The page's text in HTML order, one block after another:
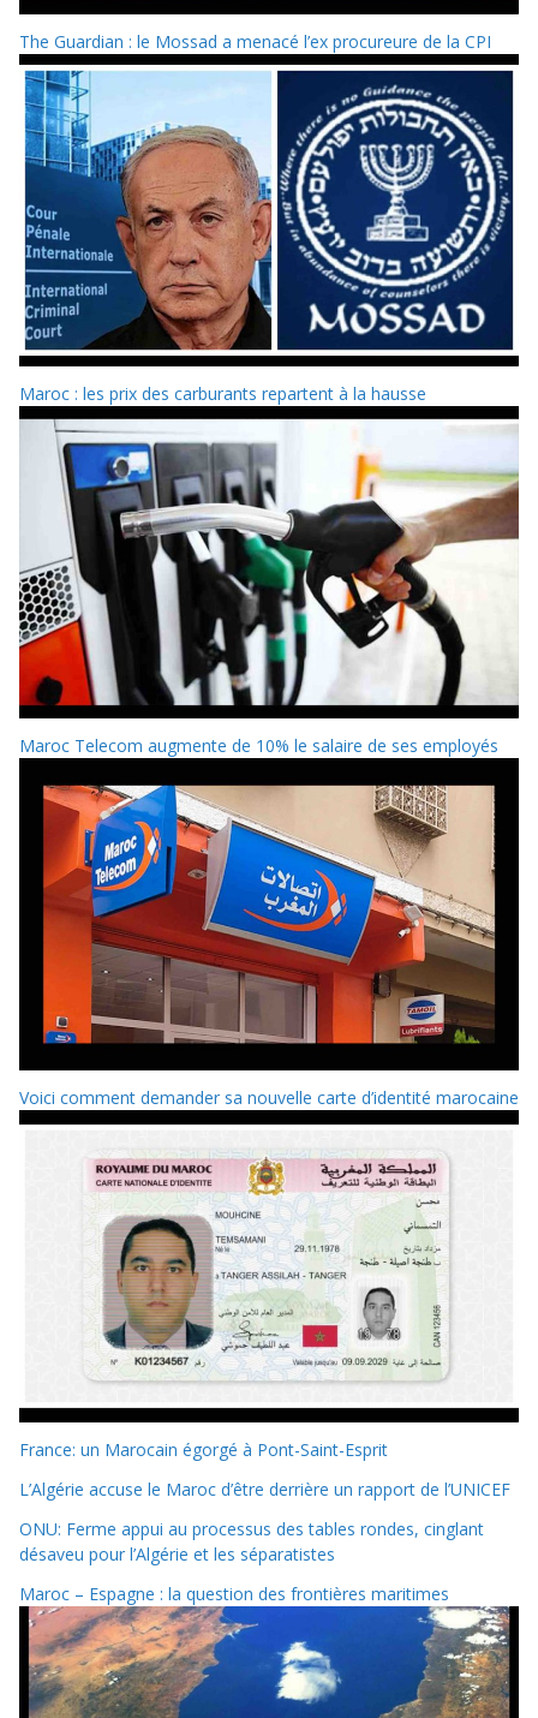
The Guardian : le Mossad a menacé l’ex procureure de la CPI
Maroc : les prix des carburants repartent à la hausse
Maroc Telecom augmente de 10% le salaire de ses employés
Voici comment demander sa nouvelle carte d’identité marocaine
France: un Marocain égorgé à Pont-Saint-Esprit
L’Algérie accuse le Maroc d’être derrière un rapport de l’UNICEF
ONU: Ferme appui au processus des tables rondes, cinglant
désaveu pour l’Algérie et les séparatistes
Maroc – Espagne : la question des frontières maritimes